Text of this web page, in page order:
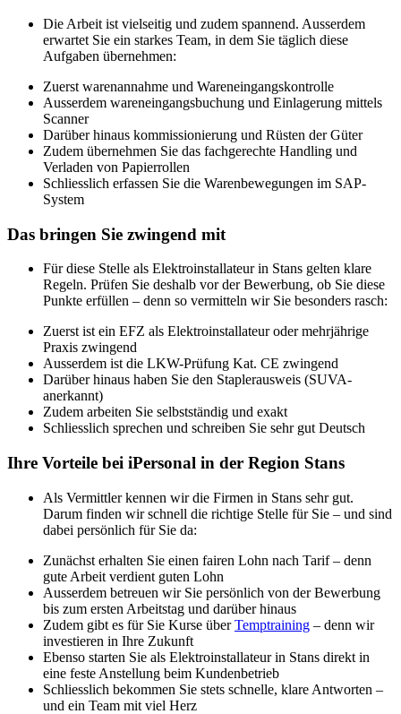
Die Arbeit ist vielseitig und zudem spannend. Ausserdem
erwartet Sie ein starkes Team, in dem Sie täglich diese
Aufgaben übernehmen:
Zuerst warenannahme und Wareneingangskontrolle
Ausserdem wareneingangsbuchung und Einlagerung mittels
Scanner
Darüber hinaus kommissionierung und Rüsten der Güter
Zudem übernehmen Sie das fachgerechte Handling und
Verladen von Papierrollen
Schliesslich erfassen Sie die Warenbewegungen im SAP-
System
Das bringen Sie zwingend mit
Für diese Stelle als Elektroinstallateur in Stans gelten klare
Regeln. Prüfen Sie deshalb vor der Bewerbung, ob Sie diese
Punkte erfüllen – denn so vermitteln wir Sie besonders rasch:
Zuerst ist ein EFZ als Elektroinstallateur oder mehrjährige
Praxis zwingend
Ausserdem ist die LKW-Prüfung Kat. CE zwingend
Darüber hinaus haben Sie den Staplerausweis (SUVA-
anerkannt)
Zudem arbeiten Sie selbstständig und exakt
Schliesslich sprechen und schreiben Sie sehr gut Deutsch
Ihre Vorteile bei iPersonal in der Region Stans
Als Vermittler kennen wir die Firmen in Stans sehr gut.
Darum finden wir schnell die richtige Stelle für Sie – und sind
dabei persönlich für Sie da:
Zunächst erhalten Sie einen fairen Lohn nach Tarif – denn
gute Arbeit verdient guten Lohn
Ausserdem betreuen wir Sie persönlich von der Bewerbung
bis zum ersten Arbeitstag und darüber hinaus
Zudem gibt es für Sie Kurse überTemptraining – denn wir
investieren in Ihre Zukunft
Ebenso starten Sie als Elektroinstallateur in Stans direkt in
eine feste Anstellung beim Kundenbetrieb
Schliesslich bekommen Sie stets schnelle, klare Antworten –
und ein Team mit viel Herz